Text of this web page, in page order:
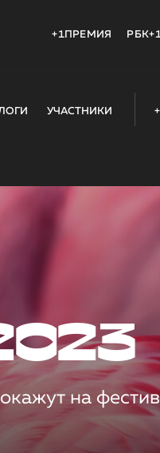
+1ПРЕМИЯ
УЧАСТНИКИ
на